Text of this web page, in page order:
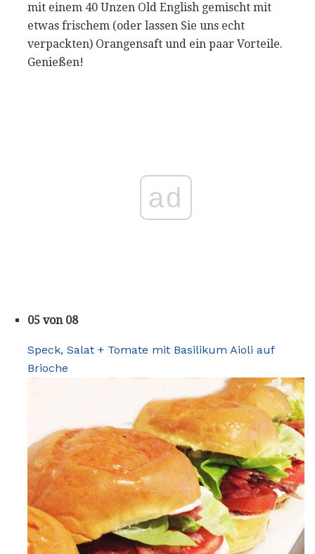
mit einem 40 Unzen Old English gemischt mit
etwas frischem (oder lassen Sie uns echt
verpackten) Orangensaft und ein paar Vorteile.
Genießen!
ad
05 von 08
Speck, Salat + Tomate mit Basilikum Aioli auf
Brioche